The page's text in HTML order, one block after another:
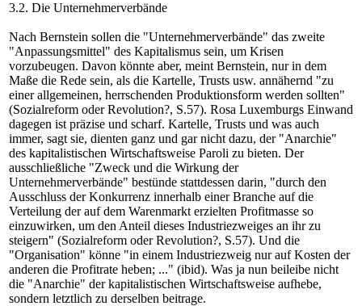
3.2. Die Unternehmerverbände
Nach Bernstein sollen die "Unternehmerverbände" das zweite
"Anpassungsmittel" des Kapitalismus sein, um Krisen
vorzubeugen. Davon könnte aber, meint Bernstein, nur in dem
Maße die Rede sein, als die Kartelle, Trusts usw. annähernd "zu
einer allgemeinen, herrschenden Produktionsform werden sollten"
(Sozialreform oder Revolution?, S.57). Rosa Luxemburgs Einwand
dagegen ist präzise und scharf. Kartelle, Trusts und was auch
immer, sagt sie, dienten ganz und gar nicht dazu, der "Anarchie"
des kapitalistischen Wirtschaftsweise Paroli zu bieten. Der
ausschließliche "Zweck und die Wirkung der
Unternehmerverbände" bestünde stattdessen darin, "durch den
Ausschluss der Konkurrenz innerhalb einer Branche auf die
Verteilung der auf dem Warenmarkt erzielten Profitmasse so
einzuwirken, um den Anteil dieses Industriezweiges an ihr zu
steigern" (Sozialreform oder Revolution?, S.57). Und die
"Organisation" könne "in einem Industriezweig nur auf Kosten der
anderen die Profitrate heben; ..." (ibid). Was ja nun beileibe nicht
die "Anarchie" der kapitalistischen Wirtschaftsweise aufhebe,
sondern letztlich zu derselben beitrage.